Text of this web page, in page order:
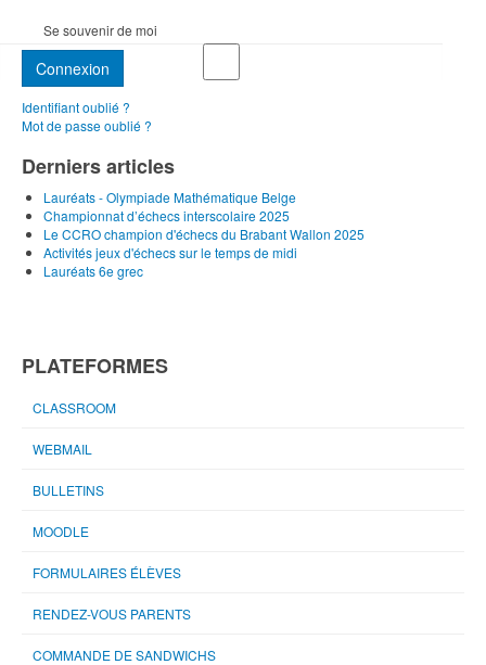
Se souvenir de moi
Connexion
Identifiant oublié ?
Mot de passe oublié ?
Derniers articles
Lauréats - Olympiade Mathématique Belge
Championnat d’échecs interscolaire 2025
Le CCRO champion d'échecs du Brabant Wallon 2025
Activités jeux d'échecs sur le temps de midi
Lauréats 6e grec
PLATEFORMES
CLASSROOM
WEBMAIL
BULLETINS
MOODLE
FORMULAIRES ÉLÈVES
RENDEZ-VOUS PARENTS
COMMANDE DE SANDWICHS